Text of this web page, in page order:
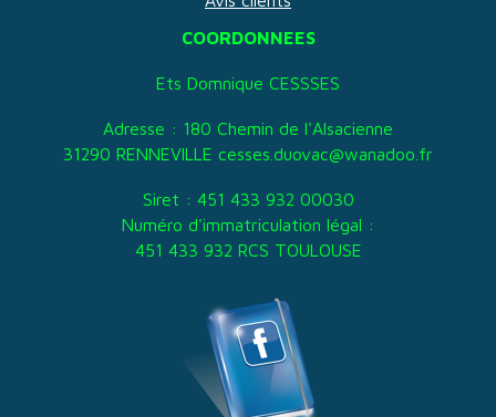
COORDONNEES
Ets Domnique CESSSES
Adresse : 180 Chemin de l'Alsacienne
31290 RENNEVILLE cesses.duovac@wanadoo.fr
Siret : 451 433 932 00030
Numéro d'immatriculation légal :
451 433 932 RCS TOULOUSE